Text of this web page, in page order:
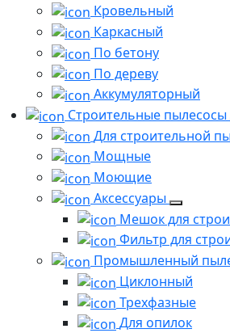
Кровельный
Каркасный
По бетону
По дереву
Аккумуляторный
Строительные пылесосы
Для строительной
Мощные
Моющие
Аксессуары
Мешок для
Фильтр для
Промышленный
Циклонный
Трехфазные
Для опилок